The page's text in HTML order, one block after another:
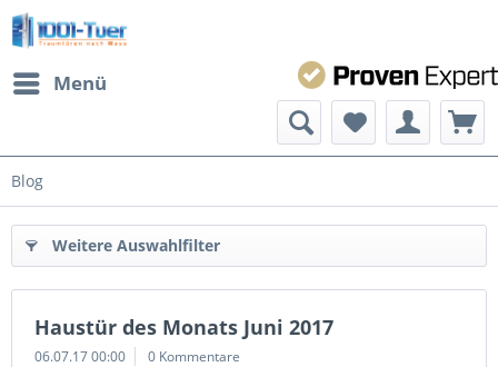
Menü
Blog
Weitere Auswahlfilter
Haustür des Monats Juni 2017
06.07.17 00:00 0 Kommentare